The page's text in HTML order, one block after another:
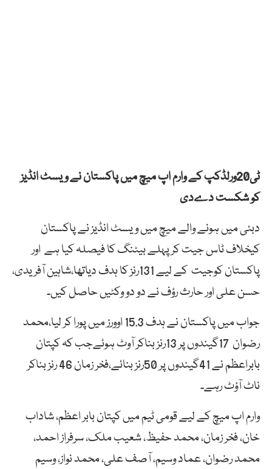
ٹی20ورلڈکپ کے وارم اپ میچ میں پاکستان نے ویسٹ انڈیز
کو شکست دےدی
دبئی میں ہونے والے میچ میں ویسٹ انڈیز نے پاکستان
کیخلاف ٹاس جیت کر پہلے بیٹنگ کا فیصلہ کیا ہے اور
پاکستان کوجیت کے لیے 131رنز کا ہدف دیاتھا،شاہین آفریدی،
حسن علی اور حارث رؤف نے دو دو وکٹیں حاصل کیں۔
جواب میں پاکستان نے ہدف 15.3 اوورز میں پورا کر لیا،محمد
رضوان 17گیندوں پر 13رنز بناکر آوٹ ہوئےجب کہ کپتان
بابراعظم نے 41گیندوں پر 50رنز بنائے،فخر زمان 46 رنز بناکر
ناٹ آؤٹ رہے۔
وارم اپ میچ کے لیے قومی ٹیم میں کپتان بابر اعظم، شاداب
خان، فخر زمان، محمد حفیظ، شعیب ملک، سرفراز احمد،
محمد رضوان، عماد وسیم، آصف علی، محمد نواز، وسیم